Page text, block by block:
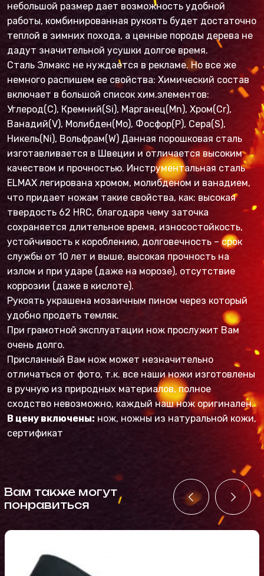
небольшой размер дает возможность удобной
работы, комбинированная рукоять будет достаточно
теплой в зимних похода, а ценные породы дерева не
дадут значительной усушки долгое время.
Сталь Элмакс не нуждается в рекламе. Но все же
немного распишем ее свойства: Химический состав
включает в большой список хим.элементов:
Углерод(C), Кремний(Si), Марганец(Mn), Хром(Cr),
Ванадий(V), Молибден(Mo), Фосфор(P), Сера(S),
Никель(Ni), Вольфрам(W) Данная порошковая сталь
изготавливается в Швеции и отличается высоким
качеством и прочностью. Инструментальная сталь
ELMAX легирована хромом, молибденом и ванадием,
что придает ножам такие свойства, как: высокая
твердость 62 HRC, благодаря чему заточка
сохраняется длительное время, износостойкость,
устойчивость к короблению, долговечность – срок
службы от 10 лет и выше, высокая прочность на
излом и при ударе (даже на морозе), отсутствие
коррозии (даже в кислоте).
Рукоять украшена мозаичным пином через который
удобно продеть темляк.
При грамотной эксплуатации нож прослужит Вам
очень долго.
Присланный Вам нож может незначительно
отличаться от фото, т.к. все наши ножи изготовлены
в ручную из природных материалов, полное
сходство невозможно, каждый наш нож оригинален.
В цену включены: нож, ножны из натуральной кожи,
сертификат
Вам также могут
понравиться